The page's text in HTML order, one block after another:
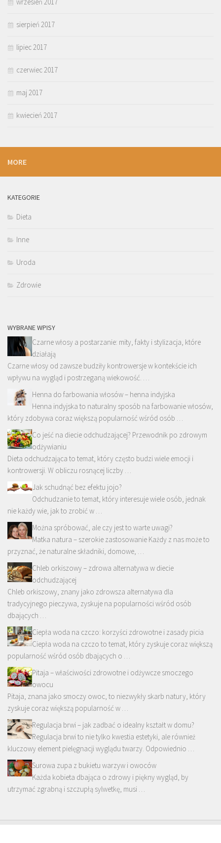
wrzesień 2017
sierpień 2017
lipiec 2017
czerwiec 2017
maj 2017
kwiecień 2017
MORE
KATEGORIE
Dieta
Inne
Uroda
Zdrowie
WYBRANE WPISY
Czarne włosy a postarzanie: mity, fakty i stylizacja, które
działają
Czarne włosy od zawsze budziły kontrowersje w kontekście ich
wpływu na wygląd i postrzeganą wiekowość. …
Henna do farbowania włosów – henna indyjska
Henna indyjska to naturalny sposób na farbowanie włosów,
który zdobywa coraz większą popularność wśród osób …
Co jeść na diecie odchudzającej? Przewodnik po zdrowym
odżywianiu
Dieta odchudzająca to temat, który często budzi wiele emocji i
kontrowersji. W obliczu rosnącej liczby …
Jak schudnąć bez efektu jojo?
Odchudzanie to temat, który interesuje wiele osób, jednak
nie każdy wie, jak to zrobić w …
Można spróbować, ale czy jest to warte uwagi?
Matka natura – szerokie zastosowanie Każdy z nas może to
przyznać, że naturalne składniki, domowe, …
Chleb orkiszowy – zdrowa alternatywa w diecie
odchudzającej
Chleb orkiszowy, znany jako zdrowsza alternatywa dla
tradycyjnego pieczywa, zyskuje na popularności wśród osób
dbających …
Ciepła woda na czczo: korzyści zdrowotne i zasady picia
Ciepła woda na czczo to temat, który zyskuje coraz większą
popularność wśród osób dbających o …
Pitaja – właściwości zdrowotne i odżywcze smoczego
owocu
Pitaja, znana jako smoczy owoc, to niezwykły skarb natury, który
zyskuje coraz większą popularność w …
Regulacja brwi – jak zadbać o idealny kształt w domu?
Regulacja brwi to nie tylko kwestia estetyki, ale również
kluczowy element pielęgnacji wyglądu twarzy. Odpowiednio …
Surowa zupa z bukietu warzyw i owoców
Każda kobieta dbająca o zdrowy i piękny wygląd, by
utrzymać zgrabną i szczupłą sylwetkę, musi …